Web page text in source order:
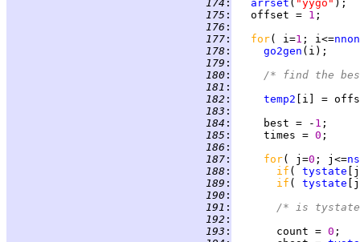
174 : arrset ( "yygo"
175 :
   offset =
1
176 :
177 : for( i=1 ; i<=
178 : go2gen
179 :
180 :
/* find the
181 :
182 :
temp2
183 :
184 :
     best = -
1
185 :
     times =
0
186 :
187 : for( j=0 ; j<=
188 : if ( tystate
189 : if ( tystate
190 :
191 :
/* is
192 :
193 :
       count =
0